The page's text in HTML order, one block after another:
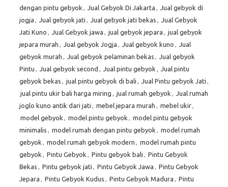
dengan pintu gebyok , Jual Gebyok Di Jakarta , Jual gebyok di
jogja , Jual gebyok jati , Jual gebyok jati bekas , Jual Gebyok
Jati Kuno , Jual Gebyok jawa , jual gebyok jepara , jual gebyok
jepara murah , Jual gebyok Jogja , Jual gebyok kuno , Jual
gebyok murah , Jual gebyok pelaminan bekas , Jual gebyok
Pintu , Jual gebyok second , Jual pintu gebyok , Jual pintu
gebyok bekas , jual pintu gebyok di bali , Jual Pintu gebyok Jati ,
jual pintu ukir bali harga miring , jual rumah gebyok , Jual rumah
joglo kuno antik dari jati , mebel jepara murah , mebel ukir,
model gebyok , model pintu gebyok , model pintu gebyok
minimalis , model rumah dengan pintu gebyok , model rumah
gebyok , model rumah gebyok modern , model rumah pintu
gebyok , Pintu Gebyok , Pintu gebyok bali , Pintu Gebyok
Bekas , Pintu gebyok jati , Pintu Gebyok Jawa , Pintu Gebyok
Jepara , Pintu Gebyok Kudus , Pintu Gebyok Madura , Pintu